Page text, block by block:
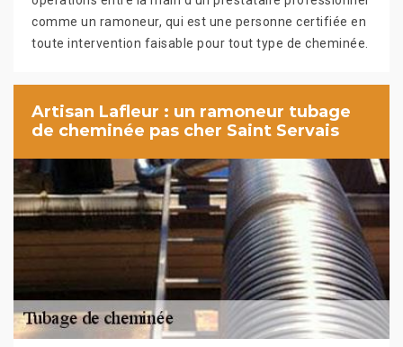
comme un ramoneur, qui est une personne certifiée en
toute intervention faisable pour tout type de cheminée.
Artisan Lafleur : un ramoneur tubage
de cheminée pas cher Saint Servais